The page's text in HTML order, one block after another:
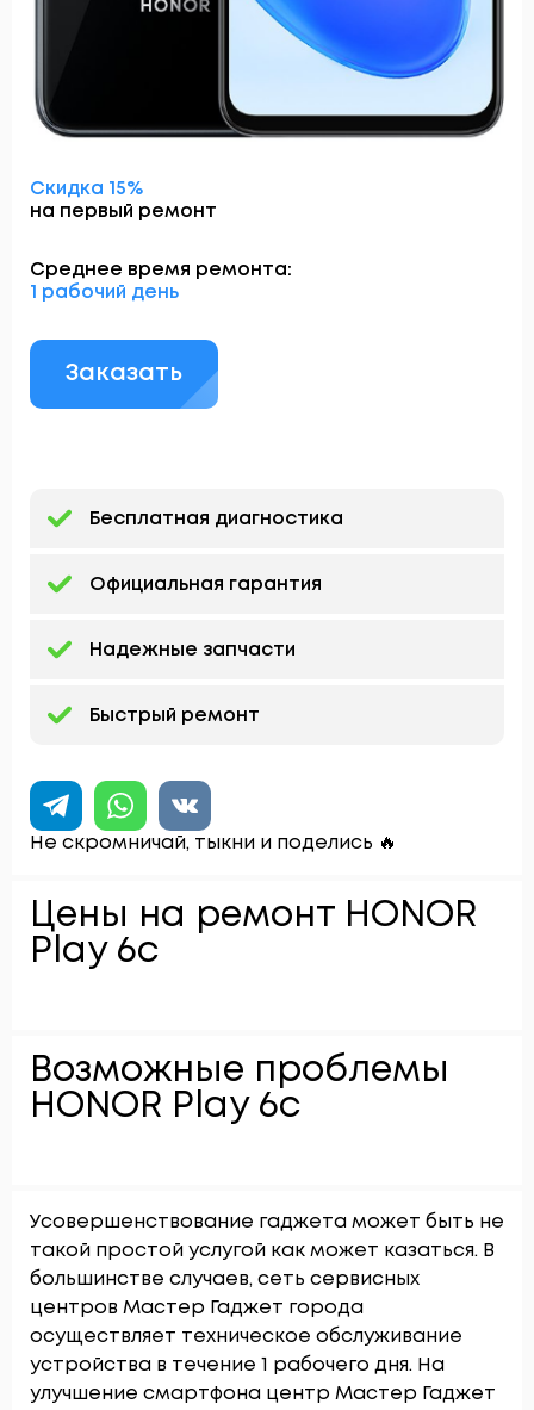
Скидка 15%
на первый ремонт
Среднее время ремонта:
1 рабочий день
Заказать
Бесплатная диагностика
Официальная гарантия
Надежные запчасти
Быстрый ремонт
Не скромничай, тыкни и поделись 🔥
Цены на ремонт HONOR
Play 6c
Возможные проблемы
HONOR Play 6c
Усовершенствование гаджета может быть не
такой простой услугой как может казаться. В
большинстве случаев, сеть сервисных
центров Мастер Гаджет города
осуществляет техническое обслуживание
устройства в течение 1 рабочего дня. На
улучшение смартфона центр Мастер Гаджет